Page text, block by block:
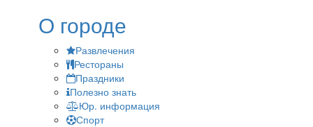
О городе
Развлечения
Рестораны
Праздники
Полезно знать
Юр. информация
Спорт